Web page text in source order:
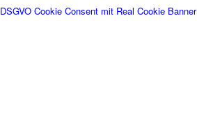
DSGVO Cookie Consent mit Real Cookie Banner